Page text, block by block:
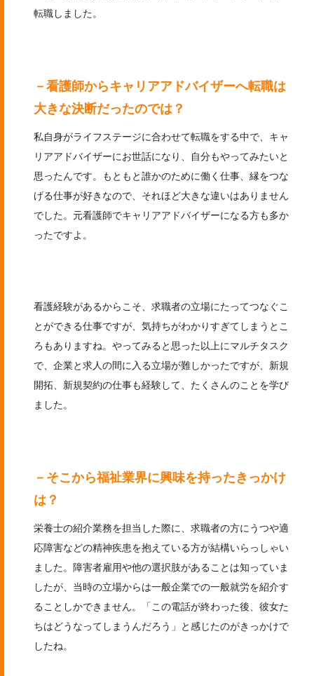
転職しました。
－看護師からキャリアアドバイザーへ転職は
大きな決断だったのでは？
私自身がライフステージに合わせて転職をする中で、キャ
リアアドバイザーにお世話になり、自分もやってみたいと
思ったんです。もともと誰かのために働く仕事、縁をつな
げる仕事が好きなので、それほど大きな違いはありません
でした。元看護師でキャリアアドバイザーになる方も多か
ったですよ。
看護経験があるからこそ、求職者の立場にたってつなぐこ
とができる仕事ですが、気持ちがわかりすぎてしまうとこ
ろもありますね。やってみると思った以上にマルチタスク
で、企業と求人の間に入る立場が難しかったですが、新規
開拓、新規契約の仕事も経験して、たくさんのことを学び
ました。
－そこから福祉業界に興味を持ったきっかけ
は？
栄養士の紹介業務を担当した際に、求職者の方にうつや適
応障害などの精神疾患を抱えている方が結構いらっしゃい
ました。障害者雇用や他の選択肢があることは知っていま
したが、当時の立場からは一般企業での一般就労を紹介す
ることしかできません。「この電話が終わった後、彼女た
ちはどうなってしまうんだろう」と感じたのがきっかけで
したね。